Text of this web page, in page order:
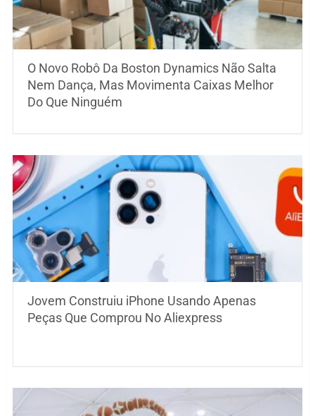
O Novo Robô Da Boston Dynamics Não Salta
Nem Dança, Mas Movimenta Caixas Melhor
Do Que Ninguém
Jovem Construiu iPhone Usando Apenas
Peças Que Comprou No Aliexpress